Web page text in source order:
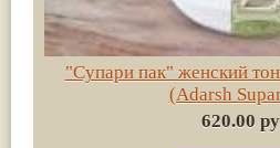
"Супари пак" женский
(Adarsh
620.00